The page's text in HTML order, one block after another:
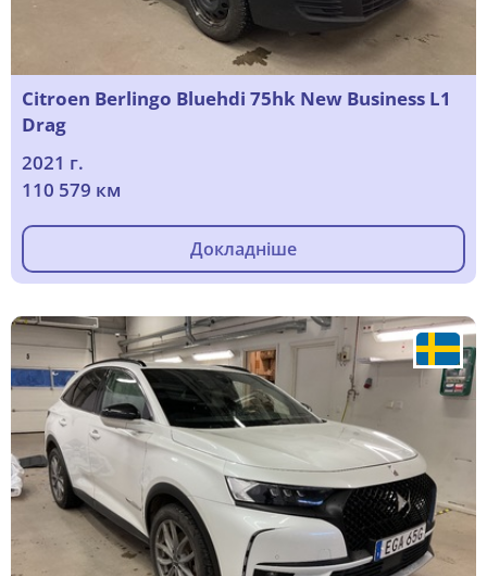
Citroen Berlingo Bluehdi 75hk New Business L1
Drag
2021 г.
110 579 км
Докладніше